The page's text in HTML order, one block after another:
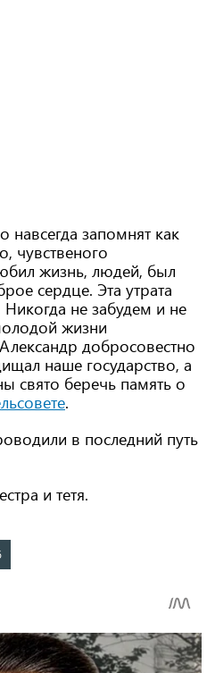
запомнят как
чувственого
жизнь, людей, был
сердце. Эта утрата
не забудем и не
жизни
добросовестно
наше государство, а
свято беречь память о
.
в последний путь
и тетя.